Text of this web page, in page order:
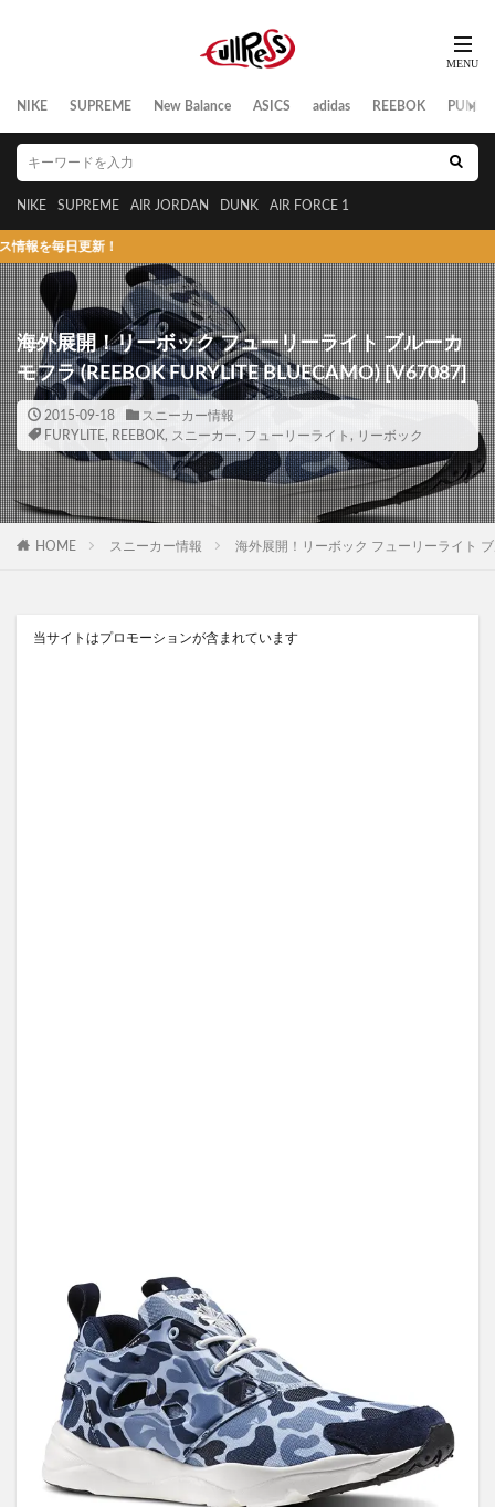
NIKE SUPREME New Balance ASICS adidas REEBOK PUMA
NIKE SUPREME AIR JORDAN DUNK AIR FORCE 1
更新！
海外展開！リーボック フューリーライト ブルーカ
モフラ (REEBOK FURYLITE BLUECAMO) [V67087]
2015-09-18
スニーカー情報
FURYLITE, REEBOK, スニーカー, フューリーライト , リーボック
HOME スニーカー情報 海外展開！リーボック フューリーライト
当サイトはプロモーションが含まれています